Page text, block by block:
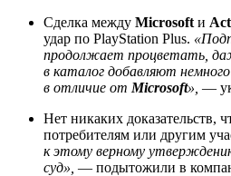
Сделка между Microsoft и
удар по PlayStation Plus.
продолжает процветать,
в каталог добавляют немного
в отличие от Microsoft», —
Нет никаких доказательств,
потребителям или другим
к этому верному
суд», — подытожили в